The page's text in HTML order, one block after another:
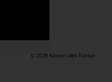
© 2026 Konten oleh Kontan